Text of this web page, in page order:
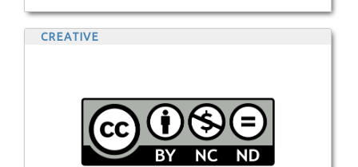
CREATIVE